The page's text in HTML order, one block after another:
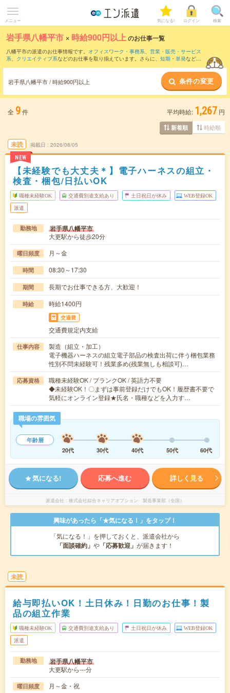
メニュー 気になる! ログイン 検索
岩手県八幡平市 × 時給900円以上のお仕事一覧
八幡平市の派遣のお仕事情報です。 オフィスワーク・事務系、 営業・販売・サービス
系、 クリエイティブ系などのお仕事を取り揃えています。さらに、 短期 ・ 単発などの
時給1050円以上・ 1800円以上の求人はこちら
当サイトでは法令を遵守し、最低賃金以上の求人のみを掲載しています。
岩手県八幡平市 / 時給900円以上 条件の変更
全 9件 平均時給: 1,267 円
新着順 時給順
未読
NEW
掲載日 2026/08/05
【未経験でも大丈夫＊】電子ハーネスの組立・
検査・梱包/日払いOK
職種未経験OK 交通費別途支給あり 土日祝日が休み WEB登録OK
派遣
勤務地 岩手県八幡平市
大更駅から徒歩20分
曜日頻度 月～金
時間 08:30～17:30
期間 長期でお仕事できる方、大歓迎！
時給 時給1400円
交通費
交通費規定内支給
仕事内容
製造（組立・加工）
電子機器ハーネスの組立電子部品の検査出荷に伴う梱包業務
性別不問未経験可！残業多め(残業無しも相談可)…
応募資格
職種未経験OK / ブランクOK / 英語力不要
◆未経験OK！〇まずは事前登録だけでもOK！履歴書不要で
気軽にオンライン登録★氏名・職種などを入力す…
職場の雰囲気
年齢層
20代
30代 40代 50代 60代
気になる! 応募へ進む 詳しく見る
派遣会社 株式会社綜合キャリアオプション 製造事業部（全国）
興味があったら「★気になる！」をタップ！
「気になる！」を押しておくと、派遣会社から
「面談確約」 や 「応募歓迎」 が届きます！
未読
給与即払いOK！土日休み！日勤のお仕事！製
品の組立作業
職種未経験OK 交通費別途支給あり 土日祝日が休み WEB登録OK
派遣
勤務地 岩手県八幡平市
大更駅から---分
曜日頻度 月～金・祝